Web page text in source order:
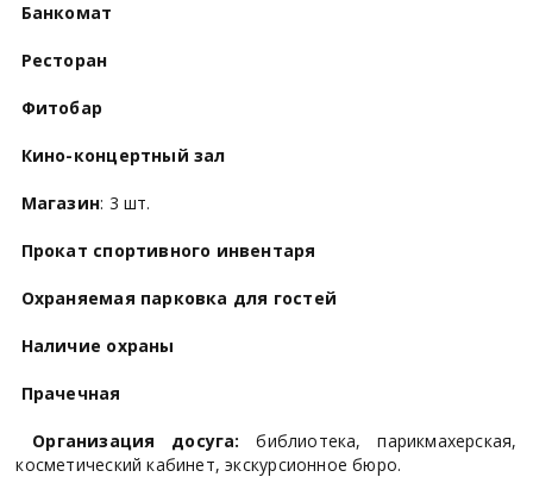
Банкомат
Ресторан
Фитобар
Кино-концертный зал
Магазин: 3 шт.
Прокат спортивного инвентаря
Охраняемая парковка для гостей
Наличие охраны
Прачечная
Организация досуга:библиотека, парикмахерская,
косметический кабинет, экскурсионное бюро.